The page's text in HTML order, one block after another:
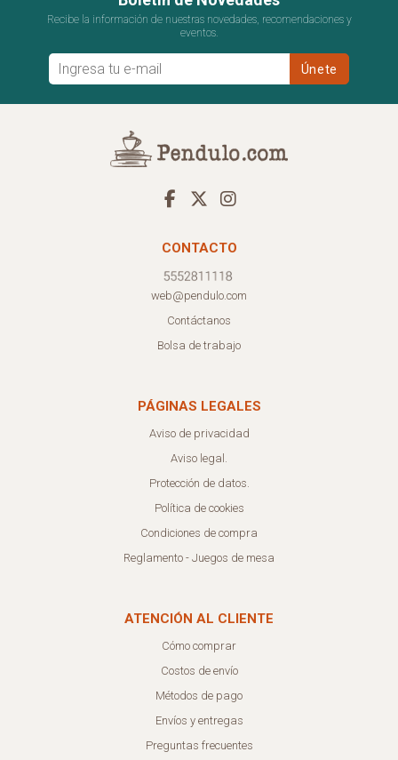
Recibe la información de nuestras novedades, recomendaciones y
eventos.
CONTACTO
web@pendulo.com
Contáctanos
Bolsa de trabajo
PÁGINAS LEGALES
Aviso de privacidad
Aviso legal.
Protección de datos.
Política de cookies
Condiciones de compra
Reglamento - Juegos de mesa
ATENCIÓN AL CLIENTE
Cómo comprar
Costos de envío
Métodos de pago
Envíos y entregas
Preguntas frecuentes